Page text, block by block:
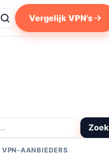
Vergelijk VPN's
Zoek
VPN-AANBIEDERS